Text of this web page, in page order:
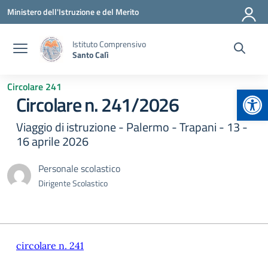
Vai ai contenuti
Vai al menu di navigazione
Vai al footer
Ministero dell'Istruzione e del Merito
Istituto Comprensivo
Santo Calì
Circolare 241
Circolare n. 241/2026
Viaggio di istruzione - Palermo - Trapani - 13 -
16 aprile 2026
Personale scolastico
Dirigente Scolastico
circolare n. 241